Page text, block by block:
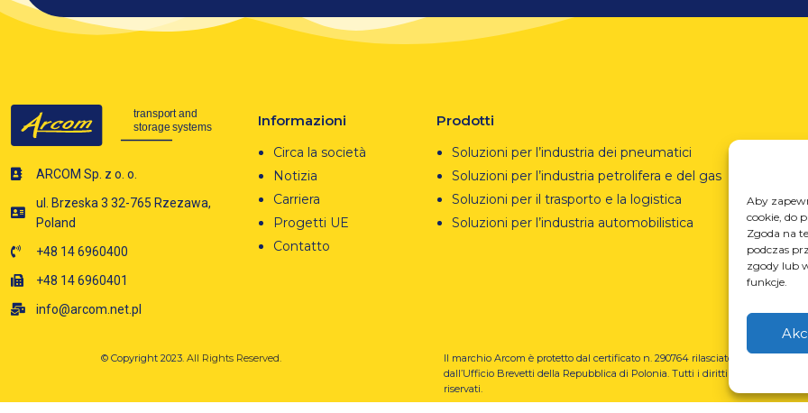
Aby
cookie, do
Zgoda na
podczas
zgody lub
funkcje.
ARCOM Sp. z o. o.
ul. Brzeska 3 32-765 Rzezawa,
Poland
+48 14 6960400
+48 14 6960401
info@arcom.net.pl
Informazioni
Circa la società
Notizia
Carriera
Progetti UE
Contatto
Prodotti
Soluzioni per l’industria dei pneumatici
Soluzioni per l’industria petrolifera e del gas
Soluzioni per il trasporto e la logistica
Soluzioni per l’industria automobilistica
© Copyright 2023. All Rights Reserved.
Il marchio Arcom è protetto dal certificato n. 290764 rilasciato
dall’Ufficio Brevetti della Repubblica di Polonia. Tutti i diritti
riservati.